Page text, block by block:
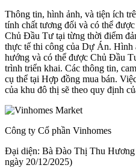
Thông tin, hình ảnh, và tiện ích
tính chất tương đối và có thể
Chủ Đầu Tư tại từng thời điểm
thực tế thi công của Dự Án. Hình
hướng và có thể được Chủ Đầu
trình triển khai. Các thông tin,
cụ thể tại Hợp đồng mua bán.
của khu đô thị sẽ theo quy định
Công ty Cổ phần Vinhomes
Đại diện: Bà Đào Thị Thu Hương
ngày 20/12/2025)